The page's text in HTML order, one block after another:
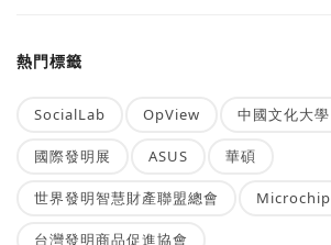
熱門標籤
SocialLab OpView 中國文化大學
國際發明展 ASUS 華碩
世界發明智慧財產聯盟總會 Microchip
台灣發明商品促進協會